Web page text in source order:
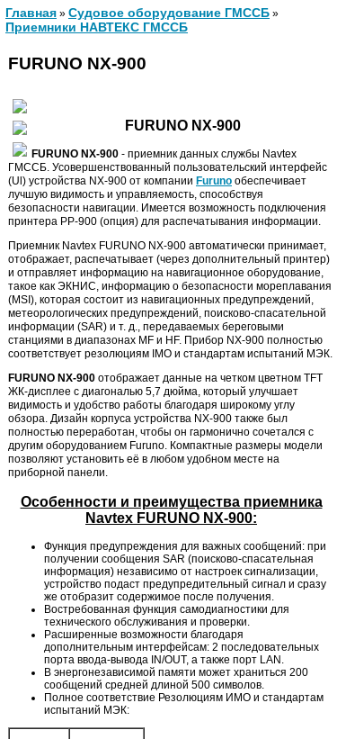
Главная » Судовое оборудование ГМССБ »
Приемники НАВТЕКС ГМССБ
FURUNO NX-900
FURUNO NX-900
FURUNO NX-900 - приемник данных службы Navtex
ГМССБ. Усовершенствованный пользовательский интерфейс
(Ul) устройства NX-900 от компании Furuno обеспечивает
лучшую видимость и управляемость, способствуя
безопасности навигации. Имеется возможность подключения
принтера PP-900 (опция) для распечатывания информации.
Приемник Navtex FURUNO NX-900 автоматически принимает,
отображает, распечатывает (через дополнительный принтер)
и отправляет информацию на навигационное оборудование,
такое как ЭКНИС, информацию о безопасности мореплавания
(MSI), которая состоит из навигационных предупреждений,
метеорологических предупреждений, поисково-спасательной
информации (SAR) и т. д., передаваемых береговыми
станциями в диапазонах MF и HF. Прибор NX-900 полностью
соответствует резолюциям IMO и стандартам испытаний МЭК.
FURUNO NX-900 отображает данные на четком цветном TFT
ЖК-дисплее с диагональю 5,7 дюйма, который улучшает
видимость и удобство работы благодаря широкому углу
обзора. Дизайн корпуса устройства NX-900 также был
полностью переработан, чтобы он гармонично сочетался с
другим оборудованием Furuno. Компактные размеры модели
позволяют установить её в любом удобном месте на
приборной панели.
Особенности и преимущества приемника
Navtex FURUNO NX-900:
Функция предупреждения для важных сообщений: при
получении сообщения SAR (поисково-спасательная
информация) независимо от настроек сигнализации,
устройство подаст предупредительный сигнал и сразу
же отобразит содержимое после получения.
Востребованная функция самодиагностики для
технического обслуживания и проверки.
Расширенные возможности благодаря
дополнительным интерфейсам: 2 последовательных
порта ввода-вывода IN/OUT, а также порт LAN.
В энергонезависимой памяти может храниться 200
сообщений средней длиной 500 символов.
Полное соответствие Резолюциям ИМО и стандартам
испытаний МЭК: